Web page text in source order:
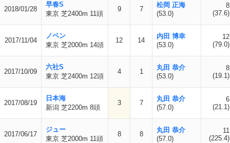
2018/01/28
早春S
東京 芝2400m 11頭
9 7
松岡 正海
(53.0)
8
(37.6)
2017/11/04
ノベン
東京 芝2000m 14頭
12 14
内田 博幸
(53.0)
12
(79.0)
2017/10/09
六社S
東京 芝2400m 12頭
4 1
丸田 恭介
(53.0)
8
(19.1)
2017/08/19
日本海
新潟 芝2200m 8頭
3 7
丸田 恭介
(57.0)
6
(21.1)
2017/06/17
ジュー
東京 芝2000m 11頭
8 8
丸田 恭介
(57.0)
11
(225.4)